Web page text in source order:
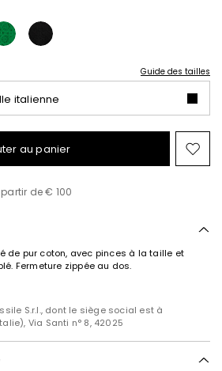
Guide des tailles
italienne
au panier
de € 100
de pur coton, avec pinces à la taille et
Fermeture zippée au dos.
S.r.l., dont le siège social est à
Via Santi n° 8, 42025